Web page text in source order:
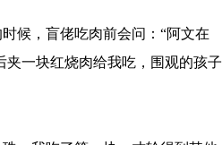
候，盲佬吃肉前会问：“阿文在
夹一块红烧肉给我吃，围观的孩子